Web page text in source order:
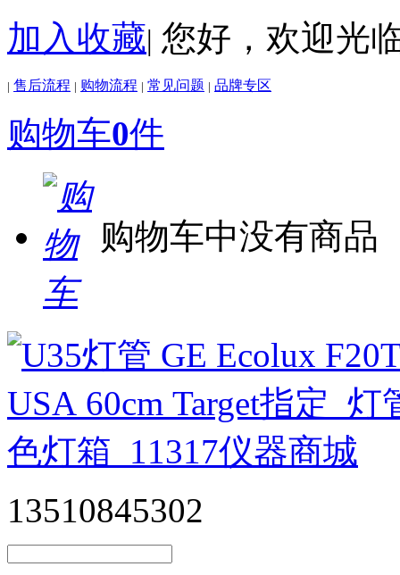
加入收藏| 您好，欢迎光
| 售后流程 | 购物流程 | 常见问题 | 品牌专区
购物车0件
购物车中没有商品
13510845302